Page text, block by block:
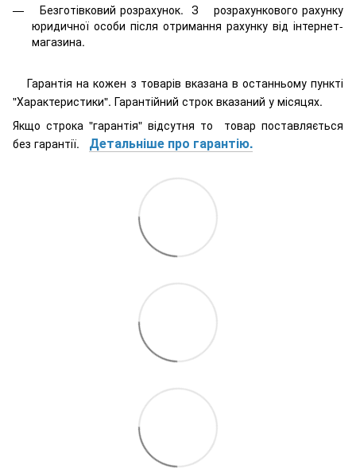
Безготівковий розрахунок. З розрахункового рахунку
юридичної особи після отримання рахунку від інтернет-
магазина.
Гарантія на кожен з товарів вказана в останньому пункті
"Характеристики". Гарантійний строк вказаний у місяцях.
Якщо строка "гарантія" відсутня то товар поставляється
без гарантії. Детальніше про гарантію.